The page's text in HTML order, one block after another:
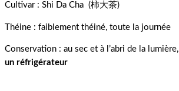
Cultivar : Shi Da Cha (柿大茶)
Théine : faiblement théiné, toute la journée
Conservation : au sec et à l’abri de la lumière,
un réfrigérateur